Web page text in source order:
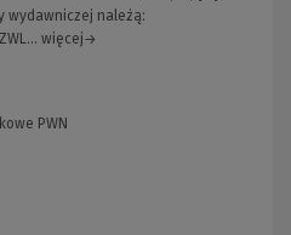
wydawniczej należą:
więcej→
PWN